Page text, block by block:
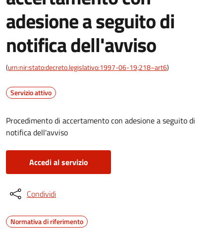
adesione a seguito di
notifica dell'avviso
(urn:nir:stato:decreto.legislativo:1997-06-19;218~art6)
Servizio attivo
Procedimento di accertamento con adesione a seguito di
notifica dell'avviso
Accedi al servizio
Condividi
Normativa di riferimento